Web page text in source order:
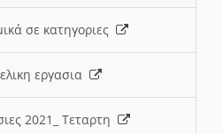
σε κατηγοριες
εργασια
2021_ Τεταρτη